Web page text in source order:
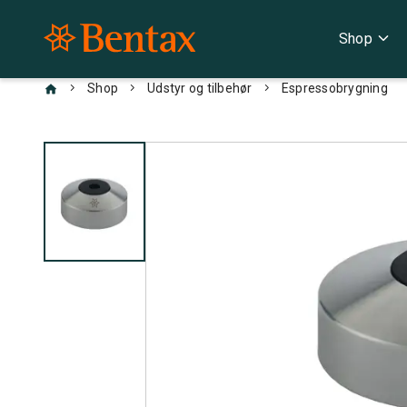
Shop expand_more
chevron_right Shop chevron_right Udstyr og tilbehør chevron_right Espressobrygning